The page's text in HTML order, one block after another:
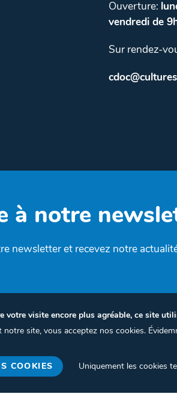
Ouverture:
vendredi de
Sur rendez-
à notre
newsletter et recevez notre
votre visite encore plus agréable, ce site
notre site, vous acceptez nos cookies.
COOKIES Uniquement les cookies